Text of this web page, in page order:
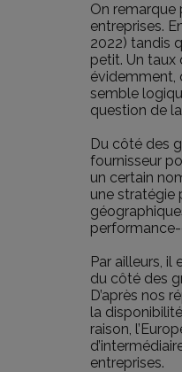
On remarque
entreprises.
2022) tandis
petit. Un taux
évidemment,
semble
question de
Du côté des
fournisseur
un certain
une stratégie
Par ailleurs,
du côté des
D’après nos
la
raison,
entreprises.